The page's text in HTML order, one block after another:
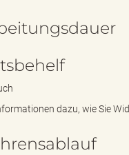
dazu, wie Sie